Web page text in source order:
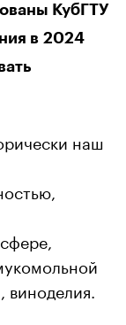
КубГТУ
в 2024
наш